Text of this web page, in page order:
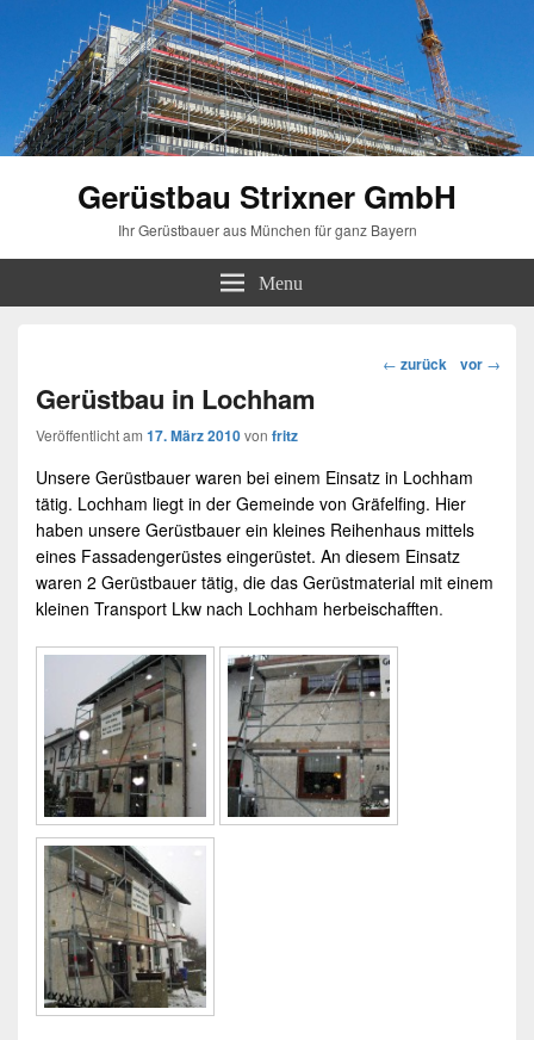
Gerüstbau Strixner GmbH
Ihr Gerüstbauer aus München für ganz Bayern
Menu
Beitragsnavigation
← zurück vor →
Gerüstbau in Lochham
Veröffentlicht am 17. März 2010von fritz
Unsere Gerüstbauer waren bei einem Einsatz in Lochham
tätig. Lochham liegt in der Gemeinde von Gräfelfing. Hier
haben unsere Gerüstbauer ein kleines Reihenhaus mittels
eines Fassadengerüstes eingerüstet. An diesem Einsatz
waren 2 Gerüstbauer tätig, die das Gerüstmaterial mit einem
kleinen Transport Lkw nach Lochham herbeischafften.